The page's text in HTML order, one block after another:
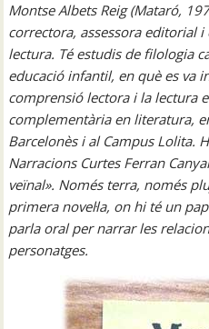
Montse Albets Reig (Mataró,
correctora, assessora editorial
lectura. Té estudis de filologia
educació infantil, en què es va
comprensió lectora i la lectura
complementària en literatura,
Barcelonès i al Campus Lolita.
Narracions Curtes Ferran
veïnal». Només terra, només
primera novel·la, on hi té un
parla oral per narrar les
personatges.